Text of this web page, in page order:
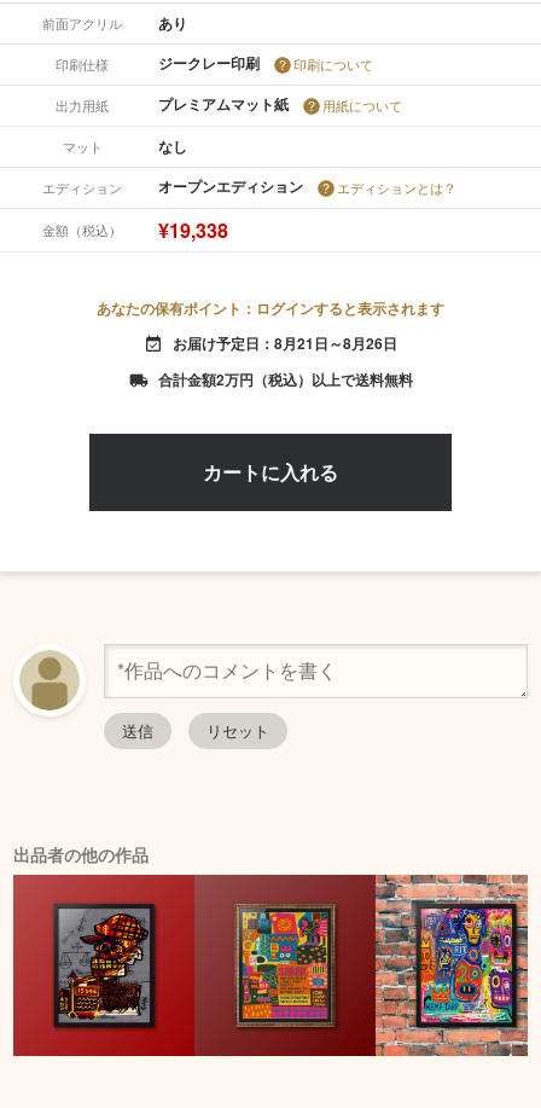
前面アクリル あり
印刷仕様 ジークレー印刷 印刷について
出力用紙 プレミアムマット紙 用紙について
マット なし
エディション オープンエディション エディションとは？
金額（税込） ¥19,338
あなたの保有ポイント：ログインすると表示されます
event_available お届け予定日：8月21日～8月26日
local_shipping 合計金額2万円（税込）以上で送料無料
出品者の他の作品